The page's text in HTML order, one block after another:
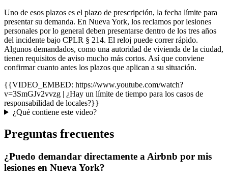
Uno de esos plazos es el plazo de prescripción, la fecha límite para
presentar su demanda. En Nueva York, los reclamos por lesiones
personales por lo general deben presentarse dentro de los tres años
del incidente bajo CPLR § 214. El reloj puede correr rápido.
Algunos demandados, como una autoridad de vivienda de la ciudad,
tienen requisitos de aviso mucho más cortos. Así que conviene
confirmar cuanto antes los plazos que aplican a su situación.
{{VIDEO_EMBED: https://www.youtube.com/watch?
v=3SmGJv2vvzg | ¿Hay un límite de tiempo para los casos de
responsabilidad de locales?}}
¿Qué contiene este video?
Preguntas frecuentes
¿Puedo demandar directamente a Airbnb por mis
lesiones en Nueva York?